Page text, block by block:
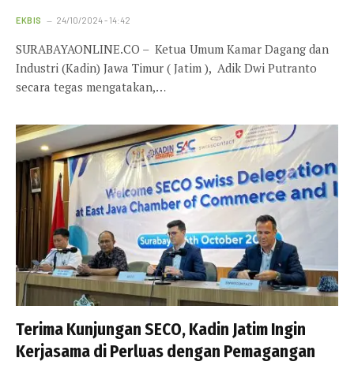
EKBIS 24/10/2024 - 14:42
SURABAYAONLINE.CO – Ketua Umum Kamar Dagang dan
Industri (Kadin) Jawa Timur ( Jatim ), Adik Dwi Putranto
secara tegas mengatakan,…
Terima Kunjungan SECO, Kadin Jatim Ingin
Kerjasama di Perluas dengan Pemagangan